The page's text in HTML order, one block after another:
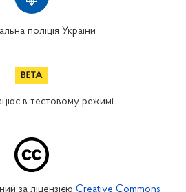
поліція України
в тестовому режимі
за ліцензією Creative Commons